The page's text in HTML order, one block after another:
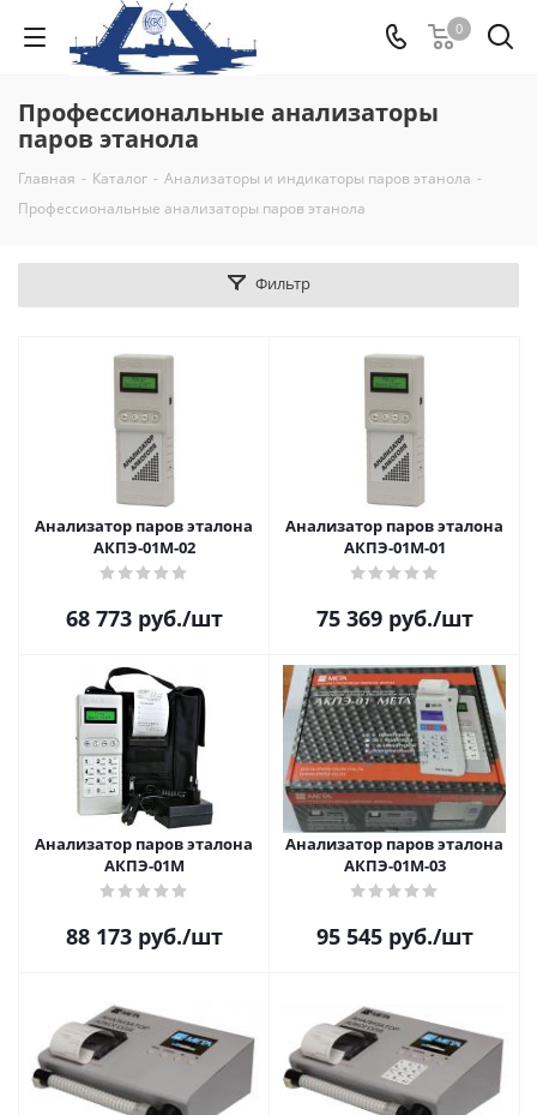
0
Профессиональные анализаторы
паров этанола
Главная - Каталог - Анализаторы и индикаторы паров этанола -
Профессиональные анализаторы паров этанола
Фильтр
Анализатор паров эталона
АКПЭ-01М-02
68 773руб./шт
Анализатор паров эталона
АКПЭ-01М-01
75 369руб./шт
Анализатор паров эталона
АКПЭ-01М
88 173руб./шт
Анализатор паров эталона
АКПЭ-01М-03
95 545руб./шт